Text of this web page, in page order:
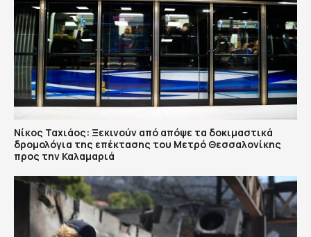
Νίκος Ταχιάος: Ξεκινούν από απόψε τα δοκιμαστικά
δρομολόγια της επέκτασης του Μετρό Θεσσαλονίκης
προς την Καλαμαριά